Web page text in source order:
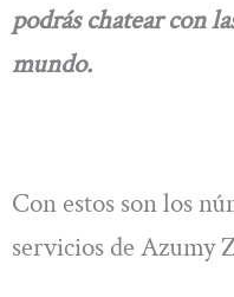
podrás chatear con
mundo.
Con estos son los
servicios de Azumy